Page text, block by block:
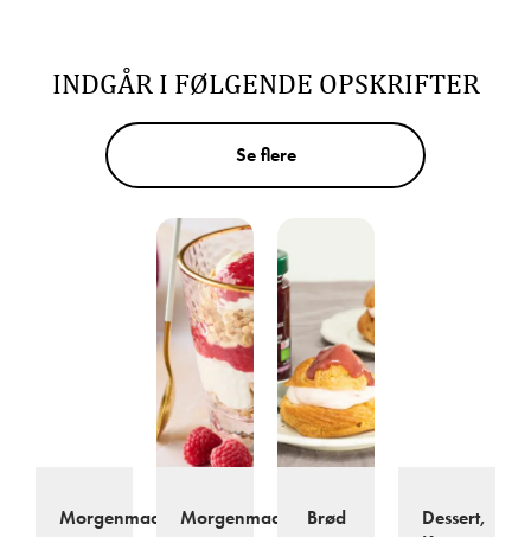
INDGÅR I FØLGENDE OPSKRIFTER
Se flere
Morgenmad Morgenmad
Brød
Dessert,